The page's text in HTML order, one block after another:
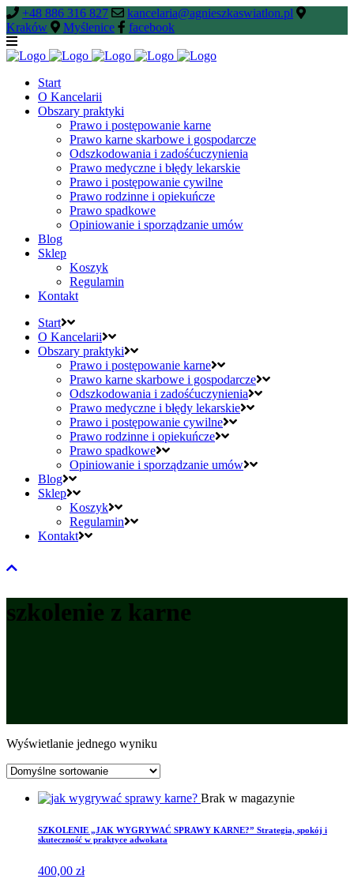
+48 886 316 827
kancelaria@agnieszkaswiatlon.pl
Kraków
Myślenice facebook
Start
O Kancelarii
Obszary praktyki
Prawo i postępowanie karne
Prawo karne skarbowe i gospodarcze
Odszkodowania i zadośćuczynienia
Prawo medyczne i błędy lekarskie
Prawo i postępowanie cywilne
Prawo rodzinne i opiekuńcze
Prawo spadkowe
Opiniowanie i sporządzanie umów
Blog
Sklep
Koszyk
Regulamin
Kontakt
Start
O Kancelarii
Obszary praktyki
Prawo i postępowanie karne
Prawo karne skarbowe i gospodarcze
Odszkodowania i zadośćuczynienia
Prawo medyczne i błędy lekarskie
Prawo i postępowanie cywilne
Prawo rodzinne i opiekuńcze
Prawo spadkowe
Opiniowanie i sporządzanie umów
Blog
Sklep
Koszyk
Regulamin
Kontakt
szkolenie z karne
Wyświetlanie jednego wyniku
Brak w magazynie
SZKOLENIE „JAK WYGRYWAĆ SPRAWY KARNE?” Strategia, spokój i
skuteczność w praktyce adwokata
400,00 zł